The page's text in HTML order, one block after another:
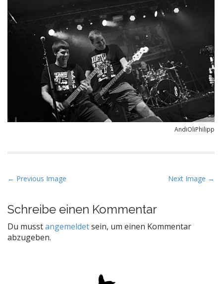
AndiOliPhilipp
P
s
t
n
a
← Previous Image Next Image →
Schreibe einen Kommentar
Du musstangemeldetsein, um einen Kommentar
abzugeben.